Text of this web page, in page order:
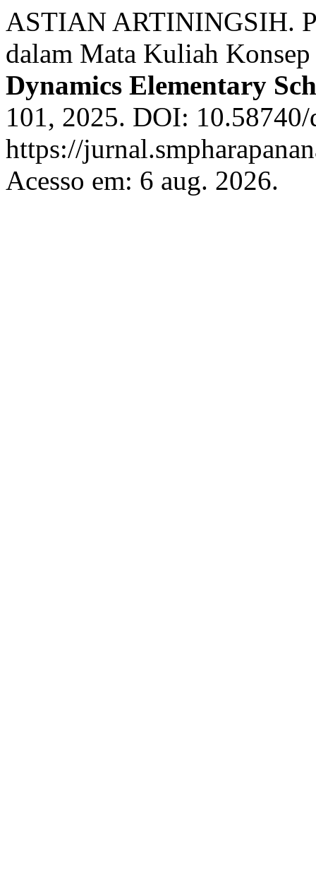
ASTIAN ARTININGSIH.
dalam Mata Kuliah
Dynamics Elementary
101, 2025. DOI:
https://
Acesso em: 6 aug. 2026.